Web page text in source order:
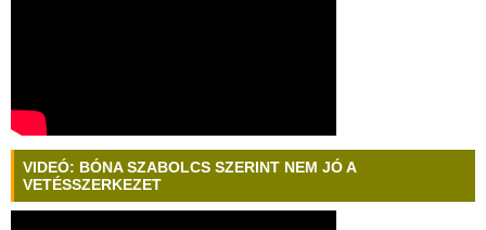
VIDEÓ: BÓNA SZABOLCS SZERINT NEM JÓ A
VETÉSSZERKEZET